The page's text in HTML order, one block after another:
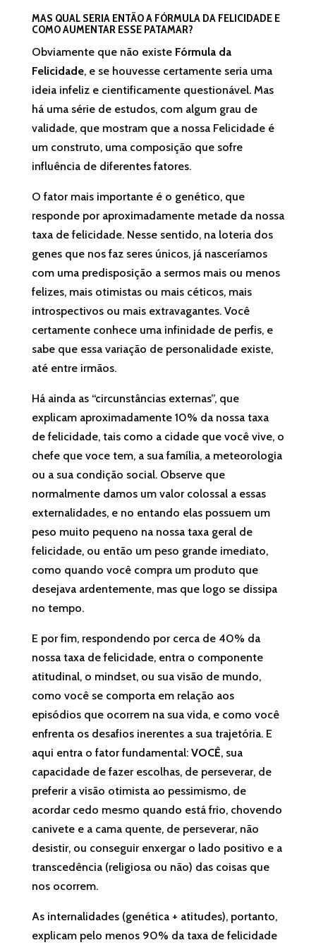
MAS QUAL SERIA ENTÃO A FÓRMULA DA FELICIDADE E
COMO AUMENTAR ESSE PATAMAR?
Obviamente que não existe Fórmula da
Felicidade, e se houvesse certamente seria uma
ideia infeliz e cientificamente questionável. Mas
há uma série de estudos, com algum grau de
validade, que mostram que a nossa Felicidade é
um construto, uma composição que sofre
influência de diferentes fatores.
O fator mais importante é o genético, que
responde por aproximadamente metade da nossa
taxa de felicidade. Nesse sentido, na loteria dos
genes que nos faz seres únicos, já nasceríamos
com uma predisposição a sermos mais ou menos
felizes, mais otimistas ou mais céticos, mais
introspectivos ou mais extravagantes. Você
certamente conhece uma infinidade de perfis, e
sabe que essa variação de personalidade existe,
até entre irmãos.
Há ainda as “circunstâncias externas”, que
explicam aproximadamente 10% da nossa taxa
de felicidade, tais como a cidade que você vive, o
chefe que voce tem, a sua família, a meteorologia
ou a sua condição social. Observe que
normalmente damos um valor colossal a essas
externalidades, e no entando elas possuem um
peso muito pequeno na nossa taxa geral de
felicidade, ou então um peso grande imediato,
como quando você compra um produto que
desejava ardentemente, mas que logo se dissipa
no tempo.
E por fim, respondendo por cerca de 40% da
nossa taxa de felicidade, entra o componente
atitudinal, o mindset, ou sua visão de mundo,
como você se comporta em relação aos
episódios que ocorrem na sua vida, e como você
enfrenta os desafios inerentes a sua trajetória. E
aqui entra o fator fundamental: VOCÊ, sua
capacidade de fazer escolhas, de perseverar, de
preferir a visão otimista ao pessimismo, de
acordar cedo mesmo quando está frio, chovendo
canivete e a cama quente, de perseverar, não
desistir, ou conseguir enxergar o lado positivo e a
transcedência (religiosa ou não) das coisas que
nos ocorrem.
As internalidades (genética + atitudes), portanto,
explicam pelo menos 90% da taxa de felicidade